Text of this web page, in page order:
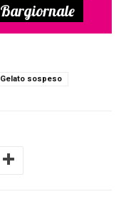
Gelato sospeso